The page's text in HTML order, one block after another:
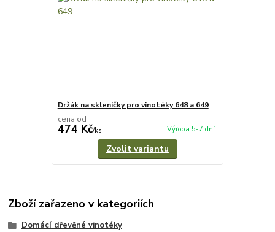
Držák na skleničky pro vinotéky 648 a 649
cena od
474 Kč/ks Výroba 5-7 dní
Zvolit variantu
Zboží zařazeno v kategoriích
Domácí dřevěné vinotéky